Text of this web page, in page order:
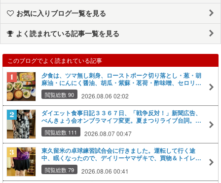
お気に入りブログ一覧を見る
よく読まれている記事一覧を見る
このブログでよく読まれている記事
夕食は、ツマ無し刺身、ローストポーク切り落とし・葱・胡
麻油・にんにく醤油、胡瓜・紫蘇・茗荷・酢味噌、セロリの
塩昆布和え、豆腐・ネギの味噌汁、グレープフルーツ２種・
オレンジの剥き身。
閲覧総数 90 2026.08.06 02:02
ダイエット食事日記３３６７日、「戦争反対！」新聞広告、
べんきょう会オンブラマイフ変更。夏まつりライブ台詞。ア
ブラゼミ、王子の北とぴあVIEW＆KITCHEN QUAD17（ク
アドイチナナ）、トライシアター鑑賞（いっぽうそのころ、
あみあみばあちゃん、ちぃサッシェおぉサック、唄語り怪談
日本昔話鬼）。杉玉。パズーの茶ベスト
閲覧総数 111 2026.08.07 00:47
東久留米の卓球練習試合会に行きました。運転して行く途
中、眠くなったので、デイリーヤマザキで、買物＆トイレ。
カフェオレ、ミンティア「最強ミントで目覚めろ呼吸」を購
入。
閲覧総数 79 2026.08.06 00:41